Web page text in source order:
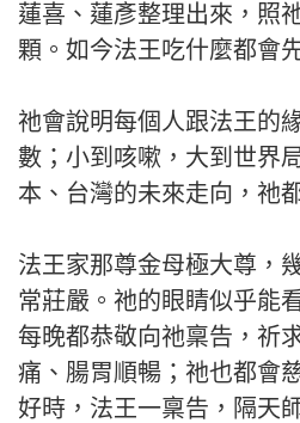
蓮喜、蓮彥整理出來，照
顆。如今法王吃什麼都會
祂會說明每個人跟法王的
數；小到咳嗽，大到世界
本、台灣的未來走向，祂
法王家那尊金母極大尊，
常莊嚴。祂的眼睛似乎能
每晚都恭敬向祂稟告，祈
痛、腸胃順暢；祂也都會
好時，法王一稟告，隔天